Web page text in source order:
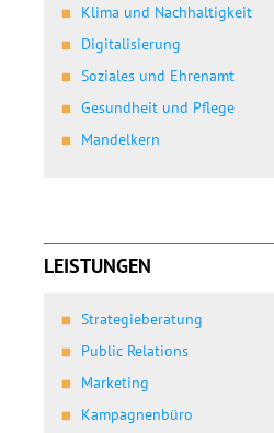
Klima und Nachhaltigkeit
Digitalisierung
Soziales und Ehrenamt
Gesundheit und Pflege
Mandelkern
LEISTUNGEN
Strategieberatung
Public Relations
Marketing
Kampagnenbüro